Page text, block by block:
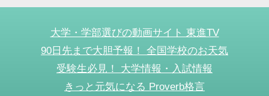
大学・学部選びの動画サイト 東進TV
90日先まで大胆予報！ 全国学校のお天気
受験生必見！ 大学情報・入試情報
きっと元気になる Proverb格言